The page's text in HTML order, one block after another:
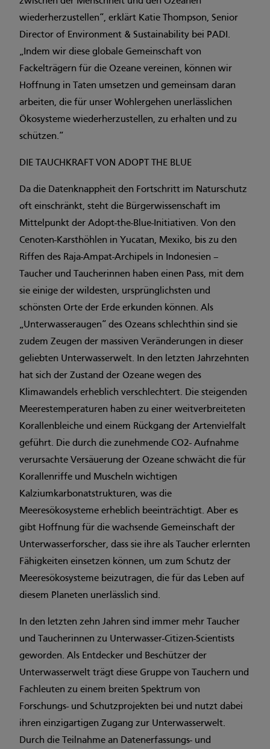
wiederherzustellen“, erklärt Katie Thompson, Senior
Director of Environment & Sustainability bei PADI.
„Indem wir diese globale Gemeinschaft von
Fackelträgern für die Ozeane vereinen, können wir
Hoffnung in Taten umsetzen und gemeinsam daran
arbeiten, die für unser Wohlergehen unerlässlichen
Ökosysteme wiederherzustellen, zu erhalten und zu
schützen.“
DIE TAUCHKRAFT VON ADOPT THE BLUE
Da die Datenknappheit den Fortschritt im Naturschutz
oft einschränkt, steht die Bürgerwissenschaft im
Mittelpunkt der Adopt-the-Blue-Initiativen. Von den
Cenoten-Karsthöhlen in Yucatan, Mexiko, bis zu den
Riffen des Raja-Ampat-Archipels in Indonesien –
Taucher und Taucherinnen haben einen Pass, mit dem
sie einige der wildesten, ursprünglichsten und
schönsten Orte der Erde erkunden können. Als
„Unterwasseraugen“ des Ozeans schlechthin sind sie
zudem Zeugen der massiven Veränderungen in dieser
geliebten Unterwasserwelt. In den letzten Jahrzehnten
hat sich der Zustand der Ozeane wegen des
Klimawandels erheblich verschlechtert. Die steigenden
Meerestemperaturen haben zu einer weitverbreiteten
Korallenbleiche und einem Rückgang der Artenvielfalt
geführt. Die durch die zunehmende CO2- Aufnahme
verursachte Versäuerung der Ozeane schwächt die für
Korallenriffe und Muscheln wichtigen
Kalziumkarbonatstrukturen, was die
Meeresökosysteme erheblich beeinträchtigt. Aber es
gibt Hoffnung für die wachsende Gemeinschaft der
Unterwasserforscher, dass sie ihre als Taucher erlernten
Fähigkeiten einsetzen können, um zum Schutz der
Meeresökosysteme beizutragen, die für das Leben auf
diesem Planeten unerlässlich sind.
In den letzten zehn Jahren sind immer mehr Taucher
und Taucherinnen zu Unterwasser-Citizen-Scientists
geworden. Als Entdecker und Beschützer der
Unterwasserwelt trägt diese Gruppe von Tauchern und
Fachleuten zu einem breiten Spektrum von
Forschungs- und Schutzprojekten bei und nutzt dabei
ihren einzigartigen Zugang zur Unterwasserwelt.
Durch die Teilnahme an Datenerfassungs- und